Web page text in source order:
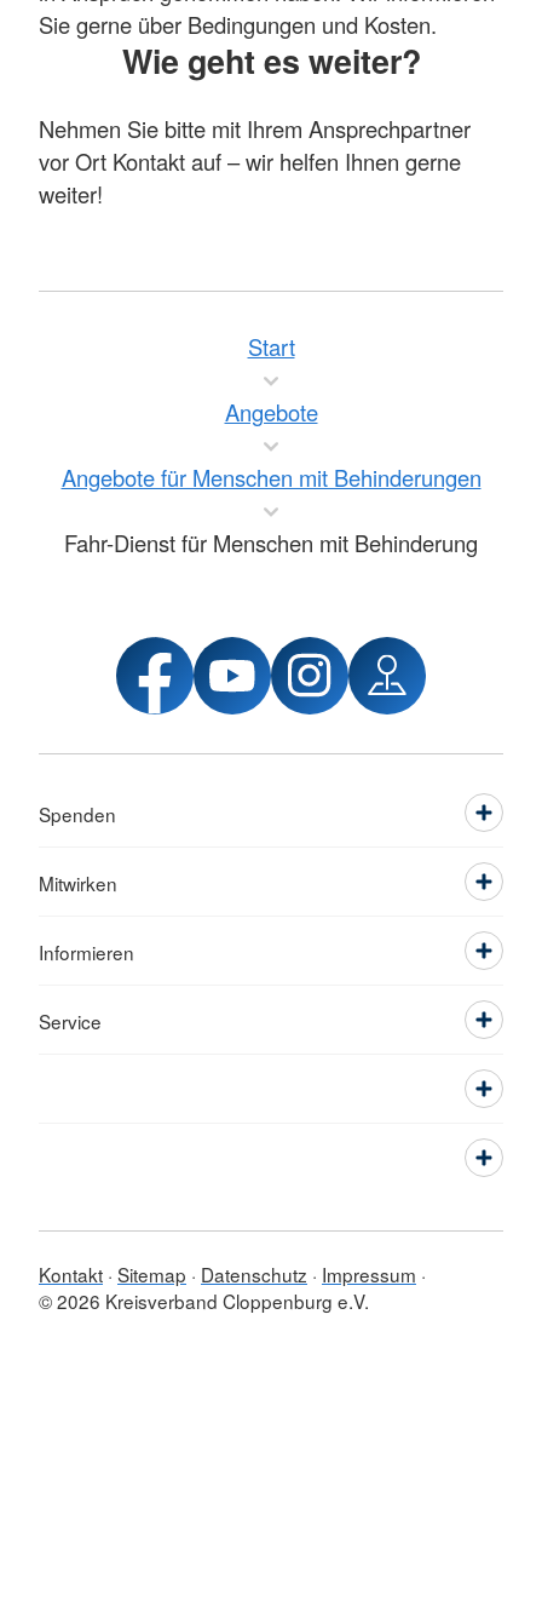
Sie gerne über Bedingungen und Kosten.
Wie geht es weiter?
Nehmen Sie bitte mit Ihrem Ansprechpartner
vor Ort Kontakt auf – wir helfen Ihnen gerne
weiter!
Start
Angebote
Angebote für Menschen mit Behinderungen
Fahr-Dienst für Menschen mit Behinderung
Spenden
Mitwirken
Informieren
Service
Kontakt Sitemap Datenschutz
Impressum
© 2026 Kreisverband Cloppenburg e.V.